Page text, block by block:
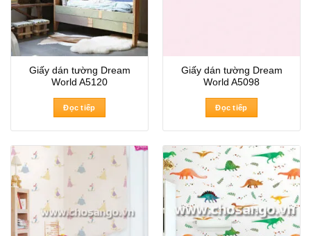
Giấy dán tường Dream
World A5120
Đọc tiếp
Giấy dán tường Dream
World A5098
Đọc tiếp